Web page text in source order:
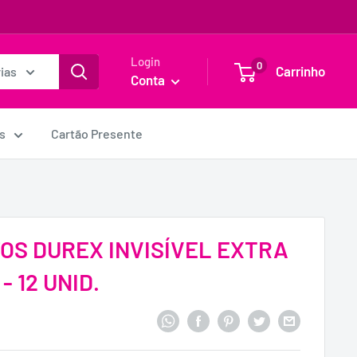
Login
Conta
0 Carrinho
Cartão Presente
DUREX INVISÍVEL EXTRA
12 UNID.